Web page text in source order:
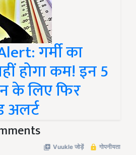
गर्मी का
होगा कम! इन 5
के लिए फिर
अलर्ट